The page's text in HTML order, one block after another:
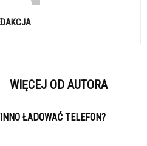
WIĘCEJ OD AUTORA
ŁADOWAĆ TELEFON?